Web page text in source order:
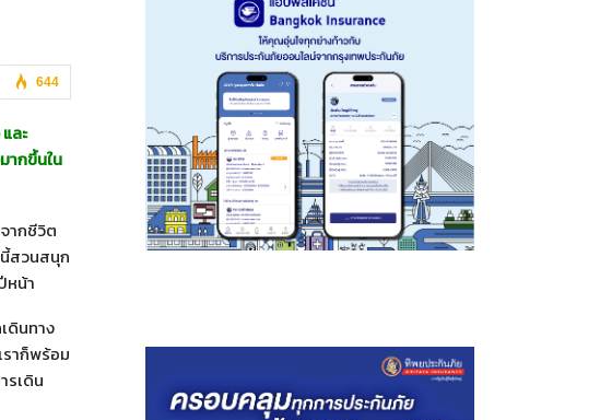
644
ละ
ากขึ้นใน
ากชีวิต
นี้สวนสนุก
หน้า
ดินทาง
ราก็พร้อม
รเดิน